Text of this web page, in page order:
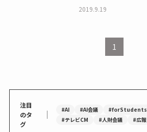
2019.9.19
1
注目
のタ
グ
｜ #AI #AI会議 #forStudents
#テレビCM
#人財会議 #広報